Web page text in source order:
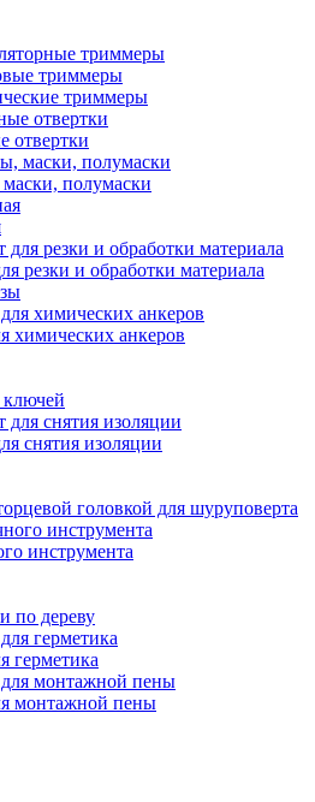
триммеры
триммеры
триммеры
отвертки
полумаски
резки и обработки материала
химических анкеров
снятия изоляции
головкой для шуруповерта
инструмента
по дереву
герметика
монтажной пены